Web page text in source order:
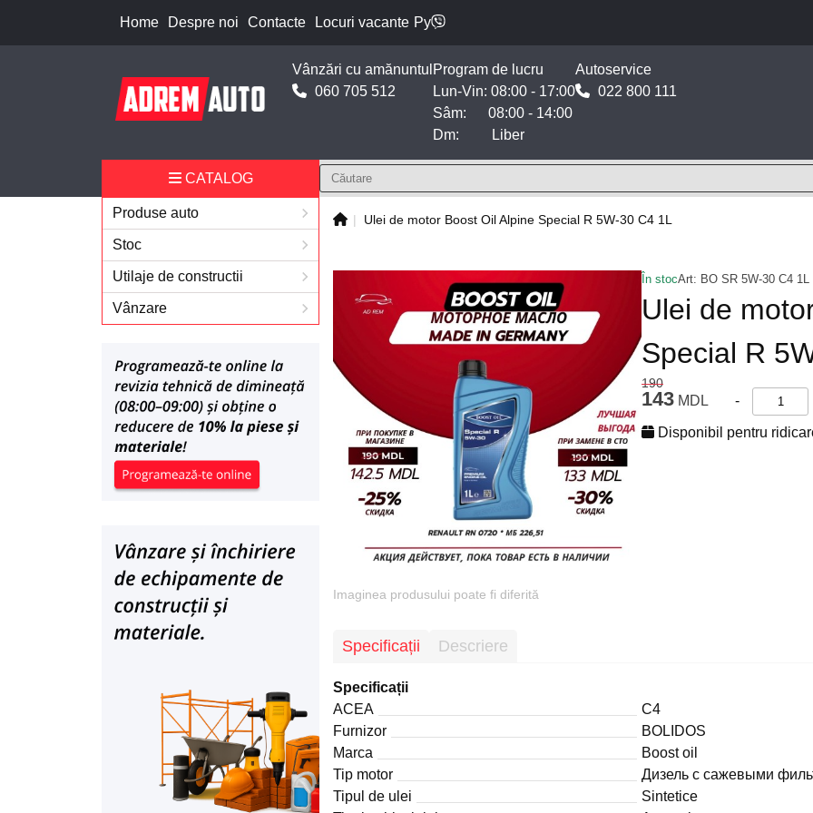
Home Despre noi Contacte Locuri vacante Ру
Vânzări cu amănuntul
060 705 512
Program de lucru
Lun-Vin: 08:00 - 17:00
Sâm: 08:00 - 14:00
Dm: Liber
Autoservice
022 800 111
CATALOG
Produse auto
Stoc
Utilaje de constructii
Vânzare
Ulei de motor Boost Oil Alpine Special R 5W-30 C4 1L
Imaginea produsului poate fi diferită
În stocArt: BO SR 5W-30 C4 1L
Ulei de
Special R
143 MDL
190
-
Disponibil pentru
Specificații Descriere
Specificații
ACEA
C4
Furnizor
BOLIDOS
Marca
Boost oil
Tip motor
Дизель с сажевыми
Tipul de ulei
Sintetice